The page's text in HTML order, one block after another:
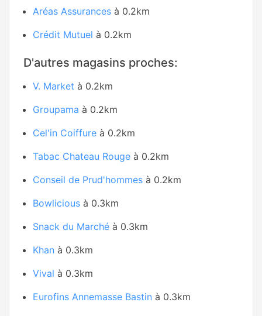
Aréas Assurances à 0.2km
Crédit Mutuel à 0.2km
D'autres magasins proches:
V. Market à 0.2km
Groupama à 0.2km
Cel'in Coiffure à 0.2km
Tabac Chateau Rouge à 0.2km
Conseil de Prud'hommes à 0.2km
Bowlicious à 0.3km
Snack du Marché à 0.3km
Khan à 0.3km
Vival à 0.3km
Eurofins Annemasse Bastin à 0.3km